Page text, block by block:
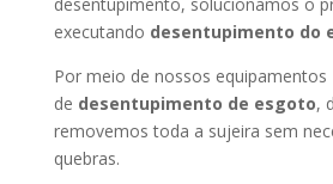
executando desentupimento do
Por meio de nossos equipamentos
de desentupimento de esgoto,
removemos toda a sujeira sem
quebras.